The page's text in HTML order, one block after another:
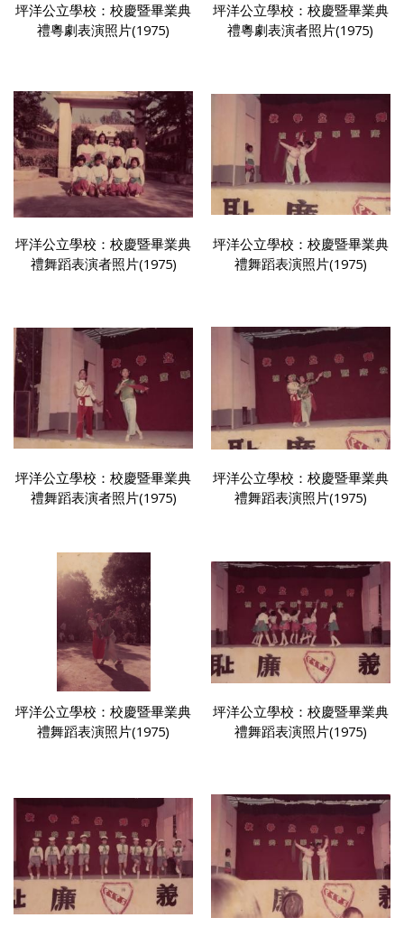
坪洋公立學校：校慶暨畢業典
禮粵劇表演照片(1975)
坪洋公立學校：校慶暨畢業典
禮粵劇表演者照片(1975)
坪洋公立學校：校慶暨畢業典
禮舞蹈表演者照片(1975)
坪洋公立學校：校慶暨畢業典
禮舞蹈表演照片(1975)
坪洋公立學校：校慶暨畢業典
禮舞蹈表演者照片(1975)
坪洋公立學校：校慶暨畢業典
禮舞蹈表演照片(1975)
坪洋公立學校：校慶暨畢業典
禮舞蹈表演照片(1975)
坪洋公立學校：校慶暨畢業典
禮舞蹈表演照片(1975)